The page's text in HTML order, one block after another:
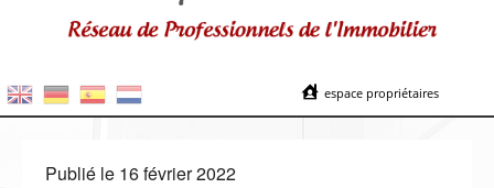
espace propriétaires
Publié le 16 février 2022